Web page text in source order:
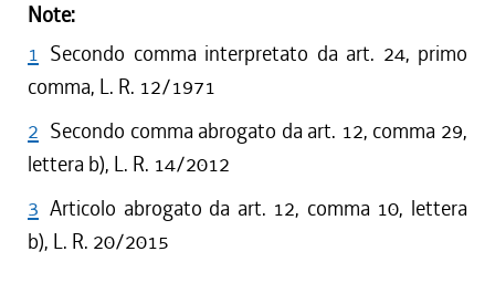
Note:
1 Secondo comma interpretato da art. 24, primo
comma, L. R. 12/1971
2 Secondo comma abrogato da art. 12, comma 29,
lettera b), L. R. 14/2012
3 Articolo abrogato da art. 12, comma 10, lettera
b), L. R. 20/2015